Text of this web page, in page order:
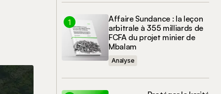
Affaire Sundance : la leçon
arbitrale à 355 milliards de
FCFA du projet minier de
Mbalam
Analyse